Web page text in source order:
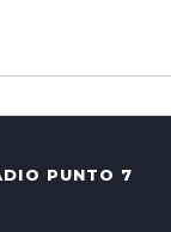
PUNTO 7